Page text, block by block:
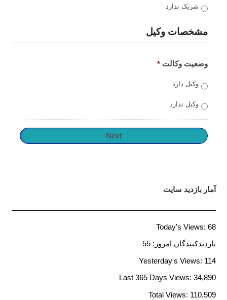
شریک ندارد
مشخصات وکیل
وضعیت وکالت *
وکیل دارد
وکیل ندارد
آمار بازدید سایت
Today's Views: 68
بازدیدکنندگان امروز:55
Yesterday's Views: 114
Last 365 Days Views: 34,890
Total Views: 110,509